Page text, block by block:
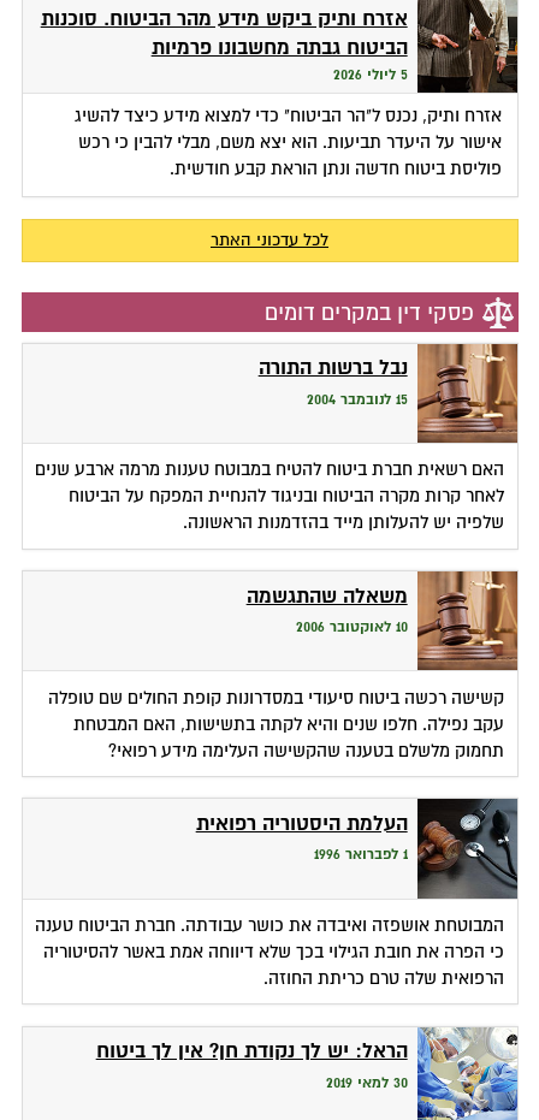
אזרח ותיק ביקש מידע מהר הביטוח. סוכנות
הביטוח גבתה מחשבונו פרמיות
5 ליולי 2026
אזרח ותיק, נכנס ל"הר הביטוח" כדי למצוא מידע כיצד להשיג
אישור על היעדר תביעות. הוא יצא משם, מבלי להבין כי רכש
פוליסת ביטוח חדשה ונתן הוראת קבע חודשית.
לכל עדכוני האתר
פסקי דין במקרים דומים
נבל ברשות התורה
15 לנובמבר 2004
האם רשאית חברת ביטוח להטיח במבוטח טענות מרמה ארבע שנים
לאחר קרות מקרה הביטוח ובניגוד להנחיית המפקח על הביטוח
שלפיה יש להעלותן מייד בהזדמנות הראשונה.
משאלה שהתגשמה
10 לאוקטובר 2006
קשישה רכשה ביטוח סיעודי במסדרונות קופת החולים שם טופלה
עקב נפילה. חלפו שנים והיא לקתה בתשישות, האם המבטחת
תחמוק מלשלם בטענה שהקשישה העלימה מידע רפואי?
העלמת היסטוריה רפואית
1 לפברואר 1996
המבוטחת אושפזה ואיבדה את כושר עבודתה. חברת הביטוח טענה
כי הפרה את חובת הגילוי בכך שלא דיווחה אמת באשר להסיטוריה
הרפואית שלה טרם כריתת החוזה.
הראל: יש לך נקודת חן? אין לך ביטוח
30 למאי 2019